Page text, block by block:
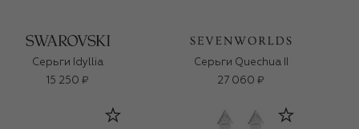
Серьги Idyllia
15 250 ₽
Серьги Quechua II
27 060 ₽